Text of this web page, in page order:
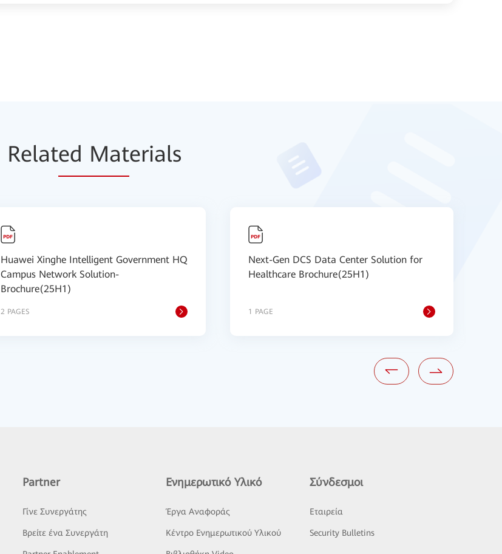
Related Materials
Huawei Xinghe Intelligent Government HQ
Campus Network Solution-
Brochure(25H1)
2 PAGES
Next-Gen DCS Data Center Solution for
Healthcare Brochure(25H1)
1 PAGE
Partner
Γίνε Συνεργάτης
Βρείτε ένα Συνεργάτη
Ενημερωτικό Υλικό
Έργα Αναφοράς
Κέντρο Ενημερωτικού Υλικού
Σύνδεσμοι
Εταιρεία
Security Bulletins